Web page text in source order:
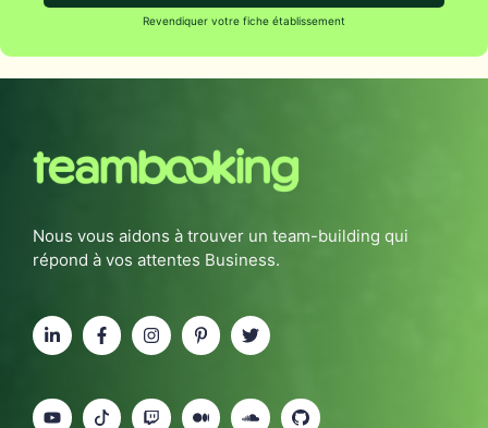
Revendiquer votre fiche établissement
Nous vous aidons à trouver un team-building qui
répond à vos attentes Business.